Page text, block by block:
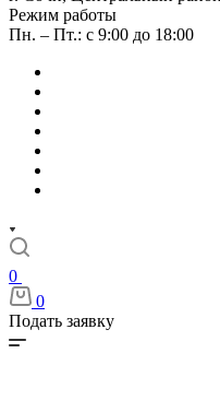
Режим работы
Пн. – Пт.: с 9:00 до 18:00
0
0
Подать заявку